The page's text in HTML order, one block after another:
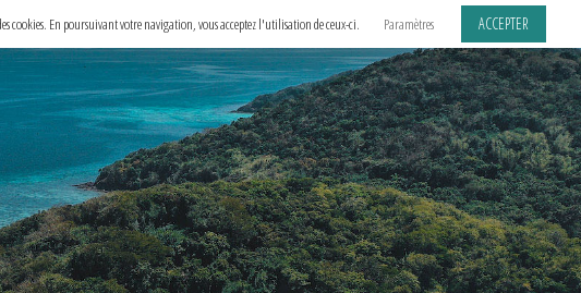
cookies. En poursuivant votre navigation, vous acceptez l'utilisation de ceux-ci. Paramètres ACCEPTER